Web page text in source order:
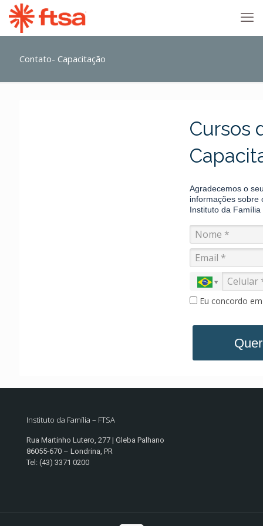
Contato- Capacitação
Cursos
Agradecemos o
informações sobre
Instituto da Família
Eu concordo
Instituto da Família – FTSA
Rua Martinho Lutero, 277 | Gleba Palhano
86055-670 – Londrina, PR
Tel: (43) 3371 0200